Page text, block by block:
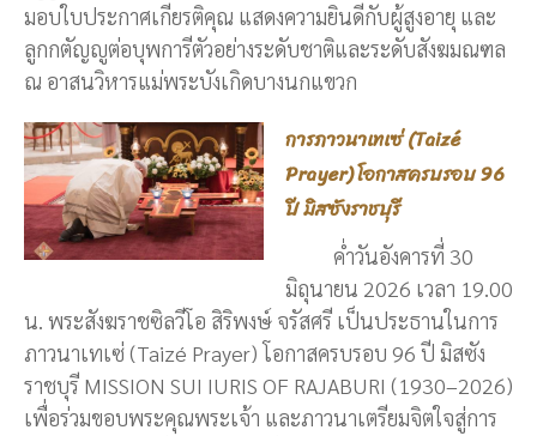
มอบใบประกาศเกียรติคุณ แสดงความยินดีกับผู้สูงอายุ และ
ลูกกตัญญูต่อบุพการีตัวอย่างระดับชาติและระดับสังฆมณฑล
ณ อาสนวิหารแม่พระบังเกิดบางนกแขวก
การภาวนาเทเซ่ (Taizé
Prayer) โอกาสครบรอบ 96
ปี มิสซังราชบุรี
ค่ำวันอังคารที่ 30
มิถุนายน 2026 เวลา 19.00
น. พระสังฆราชซิลวีโอ สิริพงษ์ จรัสศรี เป็นประธานในการ
ภาวนาเทเซ่ (Taizé Prayer) โอกาสครบรอบ 96 ปี มิสซัง
ราชบุรี MISSION SUI IURIS OF RAJABURI (1930–2026)
เพื่อร่วมขอบพระคุณพระเจ้า และภาวนาเตรียมจิตใจสู่การ